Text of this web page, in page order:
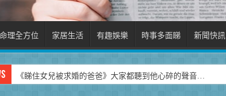
命理全方位 家居生活 有趣娛樂 時事多面睇 新聞快訊
《睇住女兒被求婚的爸爸》大家都聽到他心碎的聲音…